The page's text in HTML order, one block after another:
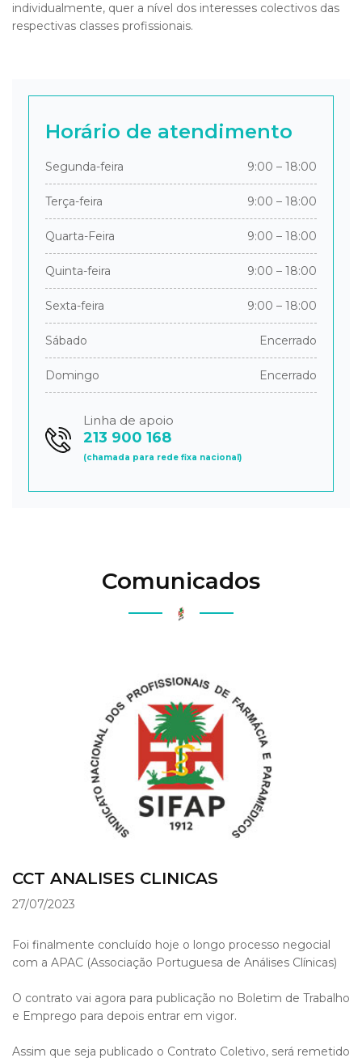
individualmente, quer a nível dos interesses colectivos das
respectivas classes profissionais.
Horário de atendimento
Segunda-feira 9:00 – 18:00
Terça-feira 9:00 – 18:00
Quarta-Feira 9:00 – 18:00
Quinta-feira 9:00 – 18:00
Sexta-feira 9:00 – 18:00
Sábado Encerrado
Domingo Encerrado
Linha de apoio
213 900 168
(chamada para rede fixa nacional)
Comunicados
CCT ANALISES CLINICAS
27/07/2023
Foi finalmente concluído hoje o longo processo negocial
com a APAC (Associação Portuguesa de Análises Clínicas)
O contrato vai agora para publicação no Boletim de Trabalho
e Emprego para depois entrar em vigor.
Assim que seja publicado o Contrato Coletivo, será remetido